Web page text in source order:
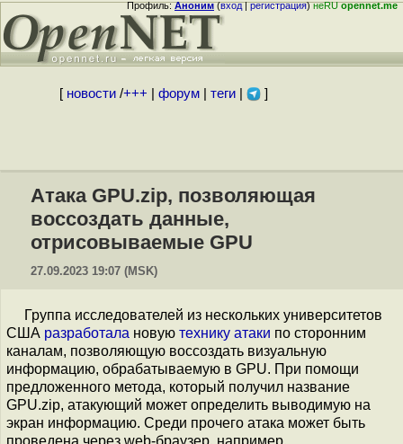
Профиль:Аноним(вход|регистрация)неRUopennet.me
[ новости/+++ форум| теги| ]
Атака GPU.zip, позволяющая
воссоздать данные,
отрисовываемые GPU
27.09.2023 19:07 (MSK)
Группа исследователей из нескольких университетов
США разработала новую технику атаки по сторонним
каналам, позволяющую воссоздать визуальную
информацию, обрабатываемую в GPU. При помощи
предложенного метода, который получил название
GPU.zip, атакующий может определить выводимую на
экран информацию. Среди прочего атака может быть
проведена через web-браузер, например,